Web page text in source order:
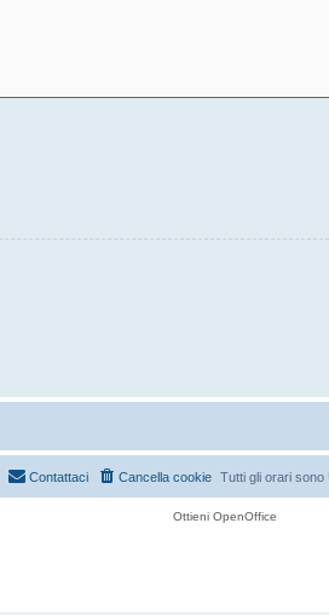
Tutti gli orari sono
Cancella cookie
Contattaci
Ottieni OpenOffice